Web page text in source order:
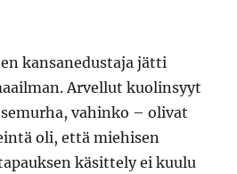
kansanedustaja jätti
Arvellut kuolinsyyt
vahinko – olivat
oli, että miehisen
käsittely ei kuulu